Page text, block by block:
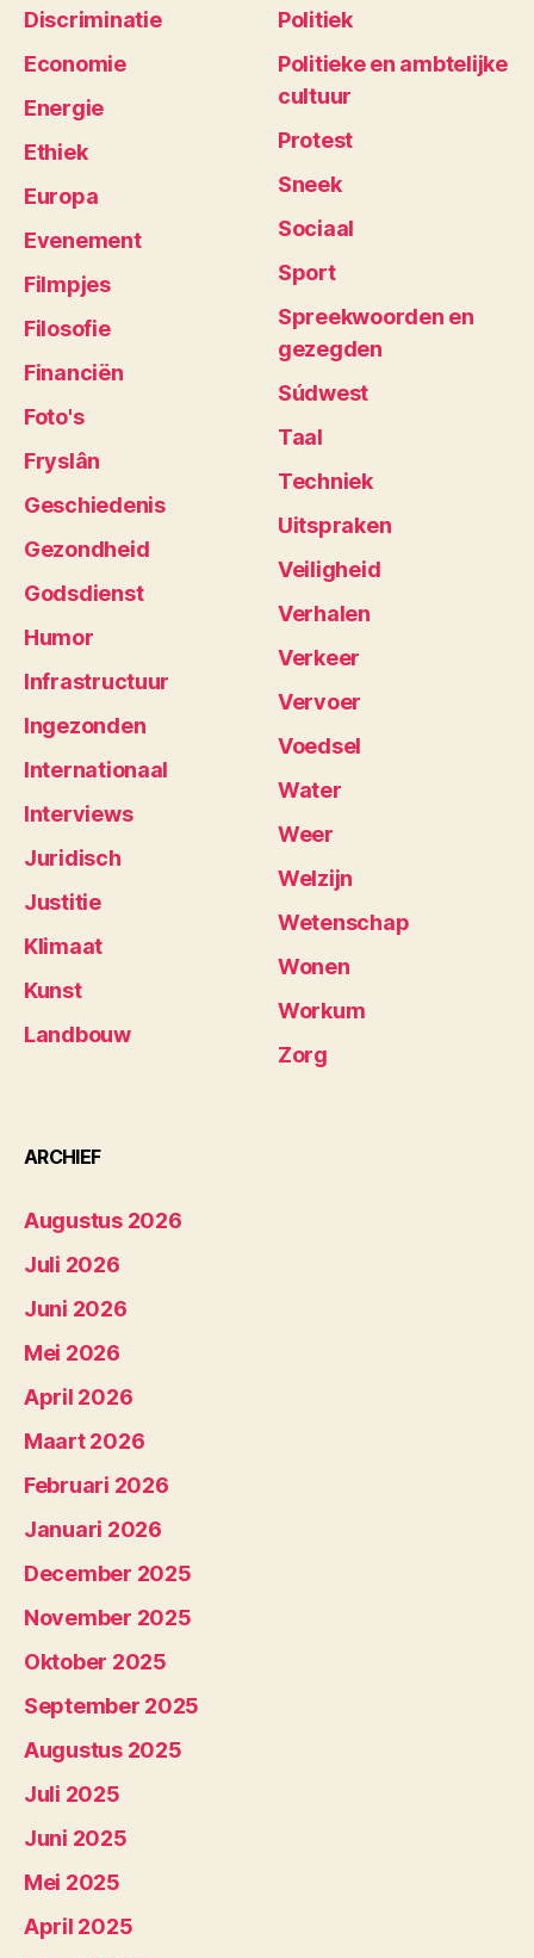
Discriminatie
Economie
Energie
Ethiek
Europa
Evenement
Filmpjes
Filosofie
Financiën
Foto's
Fryslân
Geschiedenis
Gezondheid
Godsdienst
Humor
Infrastructuur
Ingezonden
Internationaal
Interviews
Juridisch
Justitie
Klimaat
Kunst
Landbouw
Politiek
Politieke en ambtelijke
cultuur
Protest
Sneek
Sociaal
Sport
Spreekwoorden en
gezegden
Súdwest
Taal
Techniek
Uitspraken
Veiligheid
Verhalen
Verkeer
Vervoer
Voedsel
Water
Weer
Welzijn
Wetenschap
Wonen
Workum
Zorg
ARCHIEF
Augustus 2026
Juli 2026
Juni 2026
Mei 2026
April 2026
Maart 2026
Februari 2026
Januari 2026
December 2025
November 2025
Oktober 2025
September 2025
Augustus 2025
Juli 2025
Juni 2025
Mei 2025
April 2025